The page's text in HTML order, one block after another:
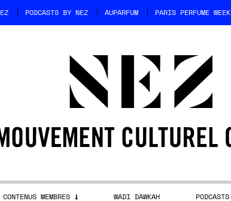
PODCASTS BY NEZ AUPARFUM PARIS PERFUME WEEK
CONTENUS MEMBRES WADI DAWKAH PODCASTS